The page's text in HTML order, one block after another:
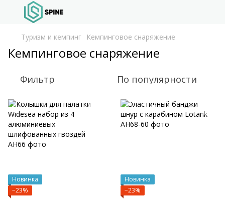
Туризм и кемпинг Кемпинговое снаряжение
Кемпинговое снаряжение
Фильтр По популярности
Новинка
−23%
Новинка
−23%